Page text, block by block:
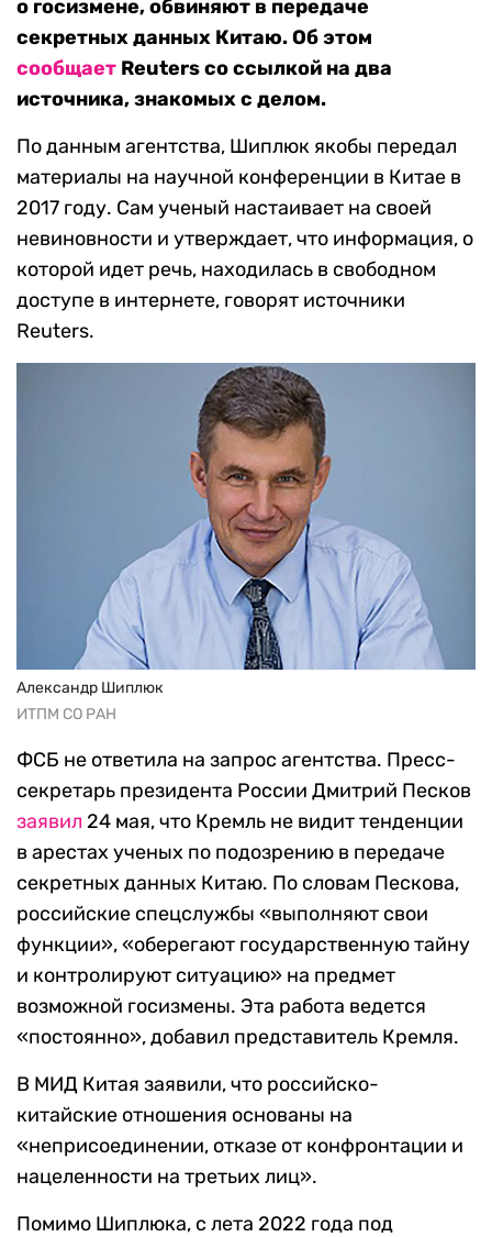
о госизмене, обвиняют в передаче
секретных данных Китаю. Об этом
сообщает Reuters со ссылкой на два
источника, знакомых с делом.
По данным агентства, Шиплюк якобы передал
материалы на научной конференции в Китае в
2017 году. Сам ученый настаивает на своей
невиновности и утверждает, что информация, о
которой идет речь, находилась в свободном
доступе в интернете, говорят источники
Reuters.
Александр Шиплюк
ИТПМ СО РАН
ФСБ не ответила на запрос агентства. Пресс-
секретарь президента России Дмитрий Песков
заявил 24 мая, что Кремль не видит тенденции
в арестах ученых по подозрению в передаче
секретных данных Китаю. По словам Пескова,
российские спецслужбы «выполняют свои
функции», «оберегают государственную тайну
и контролируют ситуацию» на предмет
возможной госизмены. Эта работа ведется
«постоянно», добавил представитель Кремля.
В МИД Китая заявили, что российско-
китайские отношения основаны на
«неприсоединении, отказе от конфронтации и
нацеленности на третьих лиц».
Помимо Шиплюка, с лета 2022 года под